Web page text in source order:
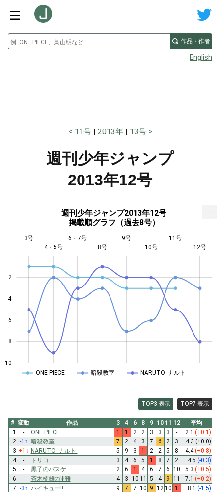
作品・作者
English
11号 2013年 13号
週刊少年ジャンプ
2013年12号
週刊少年ジャンプ2013年12号
掲載順グラフ（過去8号）
2
4
6
8
10
3号
4・5号
6・7号
8号
9号
10号
11号
12号
ONE PIECE 暗殺教室 NARUTO -ナルト-
TOP3 表示 TOP7 表示
# 変動 作品 3 4 6 8 9 10 11 12
平均
1
- ONE PIECE 1 1 2 2 3 3 3 - 2.1 (+0.1)
2 -1 ↑ 暗殺教室 7 2 4 3 7 6 2 3 4.3 (±0.0)
3 +1 ↓ NARUTO -ナルト- 5 9 3 1 2 2 5 8 4.4(+0.8)
4
- トリコ 3 4 6 5 1 8 7 2 4.5 (-0.3)
5
- 黒子のバスケ 2 6 1 4 6 7 6 10 5.3 (+0.5)
6
- 斉木楠雄のΨ難 4 3 10 11 5 4 9 11 7.1 (+0.2)
7 -3↑ ハイキュー!! 9 7 7 10 9 12 10 1 8.1 (-1.5)